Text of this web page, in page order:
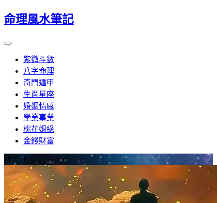
命理風水筆記
紫微斗數
八字命理
奇門遁甲
生肖星座
婚姻情感
學業事業
桃花姻緣
金錢財富
桃花地